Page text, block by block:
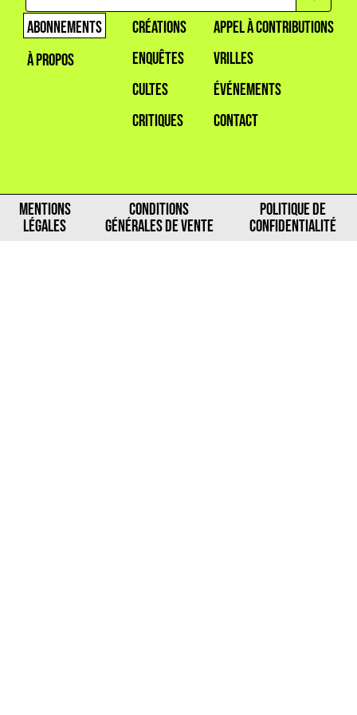
ABONNEMENTS
À PROPOS
CRÉATIONS
ENQUÊTES
CULTES
CRITIQUES
APPEL À CONTRIBUTIONS
VRILLES
ÉVÉNEMENTS
CONTACT
MENTIONS
LÉGALES
CONDITIONS
GÉNÉRALES DE VENTE
POLITIQUE DE
CONFIDENTIALITÉ